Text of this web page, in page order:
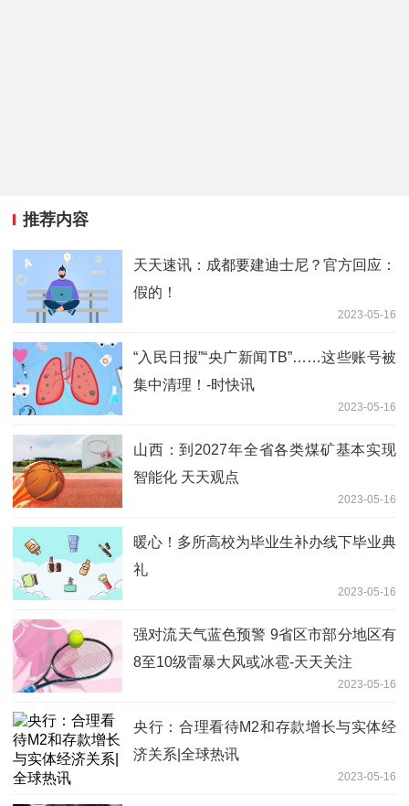
推荐内容
天天速讯：成都要建迪士尼？官方回应：
假的！
2023-05-16
“入民日报”“央广新闻TB”……这些账号被
集中清理！-时快讯
2023-05-16
山西：到2027年全省各类煤矿基本实现
智能化 天天观点
2023-05-16
暖心！多所高校为毕业生补办线下毕业典
礼
2023-05-16
强对流天气蓝色预警 9省区市部分地区有
8至10级雷暴大风或冰雹-天天关注
2023-05-16
央行：合理看待M2和存款增长与实体经
济关系|全球热讯
2023-05-16